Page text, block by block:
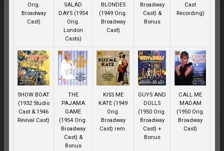
Orig.
Broadway
Cast)
SALAD
DAYS (1954
Orig.
London
Casts)
BLONDES
(1949 Orig.
Broadway
Cast)
Broadway
Cast) &
Bonus
Cast
Recording)
SHOW BOAT
(1932 Studio
Cast & 1946
Revival Cast)
THE
PAJAMA
GAME
(1954 Orig.
Broadway
Cast) &
Bonus
KISS ME
KATE (1949
Orig.
Broadway
Cast) rem.
GUYS AND
DOLLS
(1950 Orig.
Broadway
Cast) +
Bonus
CALL ME
MADAM
(1950 Orig.
Broadway
Cast)